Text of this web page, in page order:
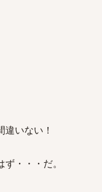
いない！
・・・だ。